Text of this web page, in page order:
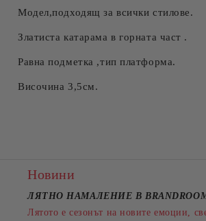
Ние ще се свържем с вас в рамките на
Модел,подходящ за всички стилове.
Златиста катарама в горната част .
Равна подметка ,тип платформа.
Височина 3,5см.
Новини
ЛЯТНО НАМАЛЕНИЕ В
Лятото е сезонът на новите емоции,